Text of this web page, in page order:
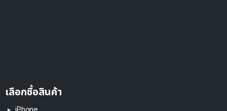
เลือกซื้อสินค้า